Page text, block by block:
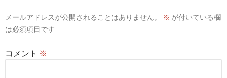
ョ
メールアドレスが公開されることはありません。 ※ が付いている欄
は必須項目です
コメント ※